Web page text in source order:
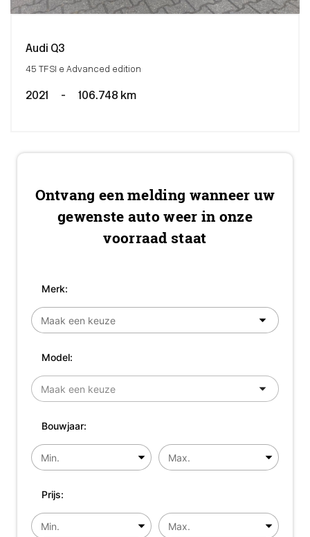
Audi Q3
45 TFSI e Advanced edition
2021 - 106.748 km
Ontvang een melding wanneer uw
gewenste auto weer in onze
voorraad staat
Merk:
Model:
Bouwjaar:
Prijs: